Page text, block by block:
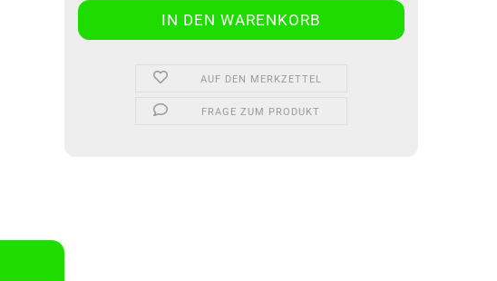
AUF DEN MERKZETTEL
FRAGE ZUM PRODUKT